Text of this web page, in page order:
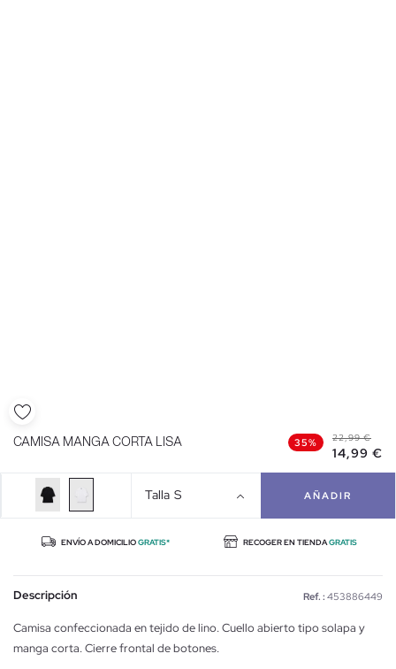
CAMISA MANGA CORTA LISA 35% 22,99 €
14,99 €
Talla S AÑADIR
ENVÍO A DOMICILIOGRATIS* RECOGER EN TIENDAGRATIS
Descripción Ref. : 453886449
Camisa confeccionada en tejido de lino. Cuello abierto tipo solapa y
manga corta. Cierre frontal de botones.